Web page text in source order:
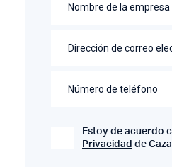
Nombre de la empresa
Dirección de correo
Número de teléfono
Estoy de acuerdo
Privacidad de